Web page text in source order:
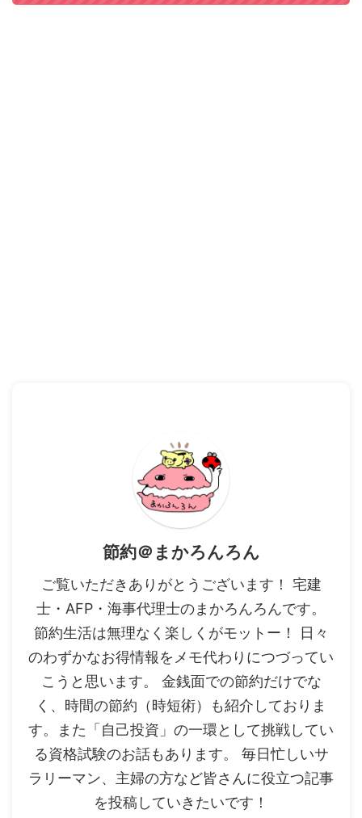
節約＠まかろんろん
ご覧いただきありがとうございます！ 宅建
士・AFP・海事代理士のまかろんろんです。
節約生活は無理なく楽しくがモットー！ 日々
のわずかなお得情報をメモ代わりにつづってい
こうと思います。 金銭面での節約だけでな
く、時間の節約（時短術）も紹介しておりま
す。また「自己投資」の一環として挑戦してい
る資格試験のお話もあります。 毎日忙しいサ
ラリーマン、主婦の方など皆さんに役立つ記事
を投稿していきたいです！